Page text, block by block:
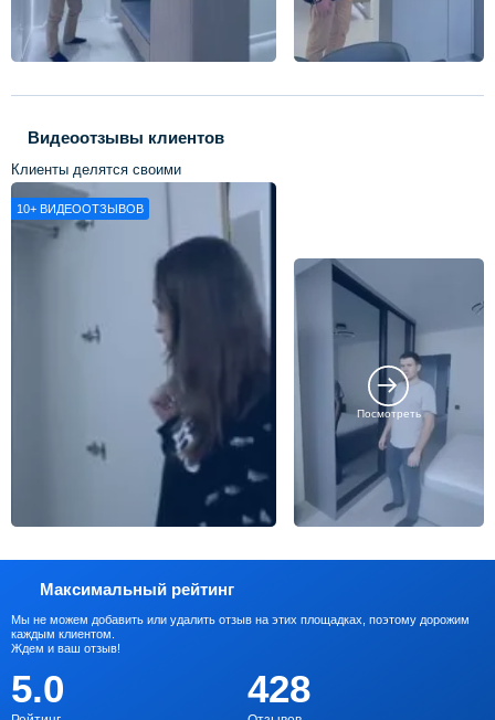
Видеоотзывы клиентов
Клиенты делятся своими
впечатлениями о нашей работе
10+ ВИДЕООТЗЫВОВ
Посмотреть
Максимальный рейтинг
Мы не можем добавить или удалить отзыв на этих площадках, поэтому дорожим
каждым клиентом.
Ждем и ваш отзыв!
5.0 428